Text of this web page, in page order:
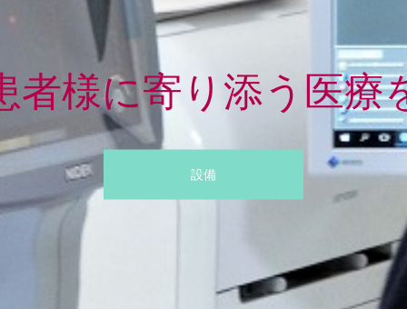
者様に寄り添う医療
設備